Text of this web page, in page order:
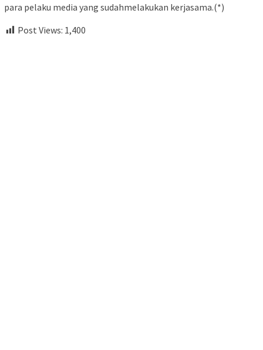
para pelaku media yang sudahmelakukan kerjasama.(*)
Post Views: 1,400